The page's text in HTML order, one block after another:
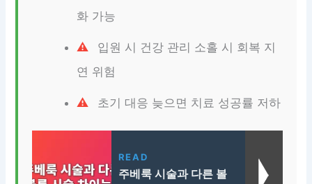
화 가능
입원 시 건강 관리 소홀 시 회복 지
연 위험
초기 대응 늦으면 치료 성공률 저하
READ
주베룩 시술과 다른 볼